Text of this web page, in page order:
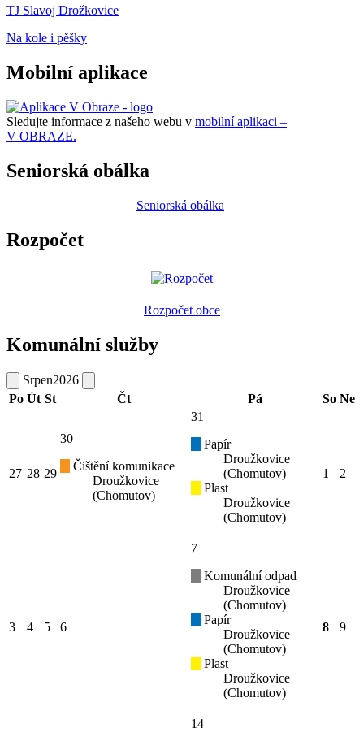
TJ Slavoj Drožkovice
Na kole i pěšky
Mobilní aplikace
Sledujte informace z našeho webu v mobilní aplikaci –
V OBRAZE.
Seniorská obálka
Seniorská obálka
Rozpočet
Rozpočet obce
Komunální služby
Srpen2026
Po Út St Čt Pá So Ne
27 28 29
30
Čištění komunikace
Droužkovice
(Chomutov)
31
Papír
Droužkovice
(Chomutov)
Plast
Droužkovice
(Chomutov)
1 2
3 4 5 6
7
Komunální odpad
Droužkovice
(Chomutov)
Papír
Droužkovice
(Chomutov)
Plast
Droužkovice
(Chomutov)
8 9
14